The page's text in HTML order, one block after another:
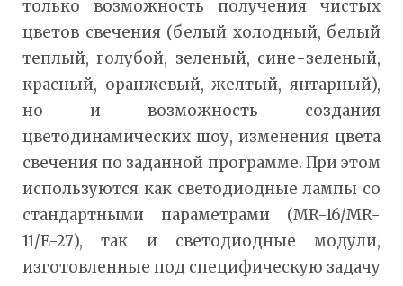
только возможность получения чистых
цветов свечения (белый холодный, белый
теплый, голубой, зеленый, сине-зеленый,
красный, оранжевый, желтый, янтарный),
но и возможность создания
цветодинамических шоу, изменения цвета
свечения по заданной программе. При этом
используются как светодиодные лампы со
стандартными параметрами (MR-16/MR-
11/E-27), так и светодиодные модули,
изготовленные под специфическую задачу